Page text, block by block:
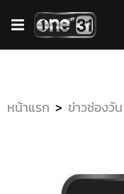
หน้าแรก ข่าวช่องวัน